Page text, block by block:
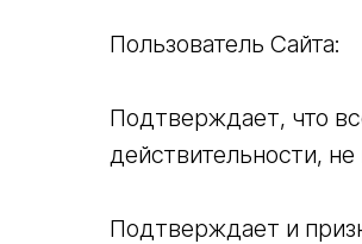
Пользователь Сайта:
Подтверждает, что
действительности,
Подтверждает и